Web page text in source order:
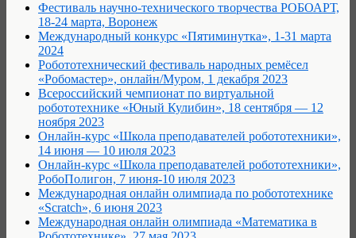
Фестиваль научно-технического творчества РОБОАРТ,
18-24 марта, Воронеж
Международный конкурс «Пятиминутка», 1-31 марта
2024
Робототехнический фестиваль народных ремёсел
«Робомастер», онлайн/Муром, 1 декабря 2023
Всероссийский чемпионат по виртуальной
робототехнике «Юный Кулибин», 18 сентября — 12
ноября 2023
Онлайн-курс «Школа преподавателей робототехники»,
14 июня — 10 июля 2023
Онлайн-курс «Школа преподавателей робототехники»,
РобоПолигон, 7 июня-10 июля 2023
Международная онлайн олимпиада по робототехнике
«Scratch», 6 июня 2023
Международная онлайн олимпиада «Математика в